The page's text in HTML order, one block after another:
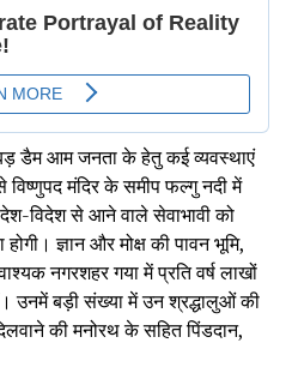
डैम आम जनता के हेतु कई व्यवस्थाएं
मंदिर के समीप फल्गु नदी में
विदेश से आने वाले सेवाभावी को
ज्ञान और मोक्ष की पावन भूमि,
नगरशहर गया में प्रति वर्ष लाखों
उनमें बड़ी संख्या में उन श्रद्धालुओं की
की मनोरथ के सहित पिंडदान,